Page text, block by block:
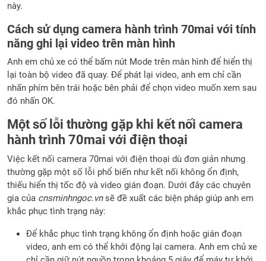
này.
Cách sử dụng camera hành trình 70mai với tính
năng ghi lại video trên màn hình
Anh em chủ xe có thể bấm nút Mode trên màn hình để hiển thị
lại toàn bộ video đã quay. Để phát lại video, anh em chỉ cần
nhấn phím bên trái hoặc bên phải để chọn video muốn xem sau
đó nhấn OK.
Một số lỗi thường gặp khi kết nối camera
hành trình 70mai với điện thoại
Việc kết nối camera 70mai với điện thoại dù đơn giản nhưng
thường gặp một số lỗi phổ biến như kết nối không ổn định,
thiếu hiển thị tốc độ và video gián đoạn. Dưới đây các chuyên
gia của cnsminhngoc.vnsẽ đề xuất các biện pháp giúp anh em
khắc phục tình trạng này:
Để khắc phục tình trạng không ổn định hoặc gián đoạn
video, anh em có thể khởi động lại camera. Anh em chủ xe